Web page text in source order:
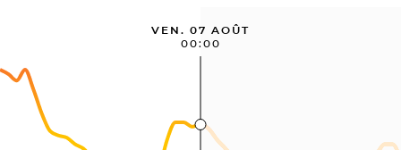
VEN. 07 AOÛT
00:00